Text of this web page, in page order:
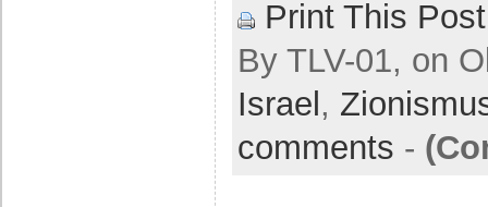
Print This Post
By TLV-01, on
Israel ,
comments -